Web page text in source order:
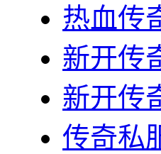
热血传
新开传
新开传
传奇私